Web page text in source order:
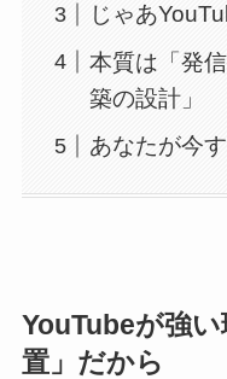
じゃあ
本質は「発
築の設計」
あなたが今
YouTubeが強
置」だから